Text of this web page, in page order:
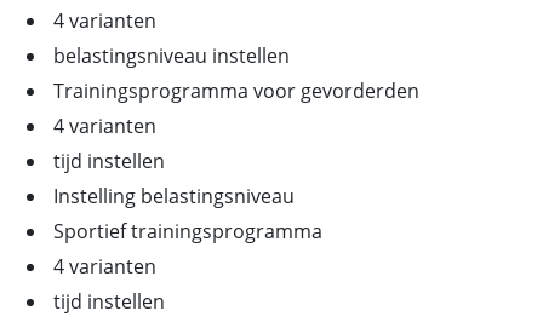
4 varianten
belastingsniveau instellen
Trainingsprogramma voor gevorderden
4 varianten
tijd instellen
Instelling belastingsniveau
Sportief trainingsprogramma
4 varianten
tijd instellen